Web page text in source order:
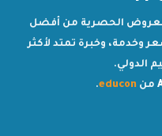
الحصرية من أفضل
وخدمة، وخبرة تمتد لأكثر
الدولي.
من educon
.